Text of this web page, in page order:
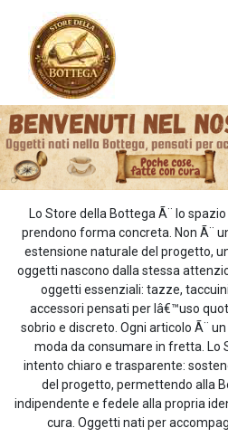
Lo Store della Bottega Ã¨ lo
prendono forma concreta. Non Ã¨
estensione naturale del progetto,
oggetti nascono dalla stessa
oggetti essenziali: tazze,
accessori pensati per lâ€™uso
sobrio e discreto. Ogni articolo Ã¨
moda da consumare in fretta. Lo
intento chiaro e trasparente:
del progetto, permettendo alla
indipendente e fedele alla propria
cura. Oggetti nati per